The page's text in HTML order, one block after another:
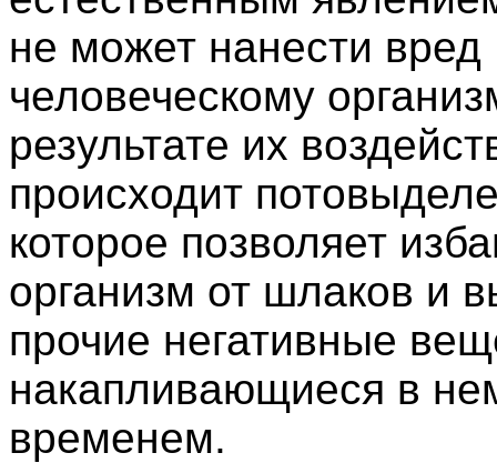
не может нанести вред
человеческому
результате их
происходит
которое позволяет
организм от шлаков и
прочие негативные
накапливающиеся в
временем.